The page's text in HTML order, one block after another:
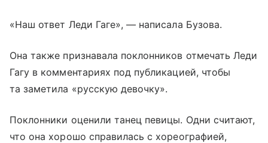
«Наш ответ Леди Гаге», — написала Бузова.
Она также признавала поклонников отмечать Леди
Гагу в комментариях под публикацией, чтобы
та заметила «русскую девочку».
Поклонники оценили танец певицы. Одни считают,
что она хорошо справилась с хореографией,